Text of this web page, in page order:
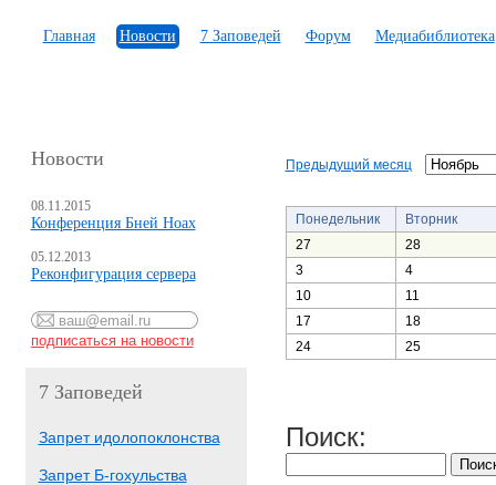
Главная Новости 7 Заповедей Форум Медиабиблиотека
Новости
08.11.2015
Конференция Бней Ноах
05.12.2013
Реконфигурация сервера
7 Заповедей
Запрет идолопоклонства
Запрет Б-гохульства
Предыдущий месяц
Понедельник
Вторник
27
28
3
4
10
11
17
18
24
25
Поиск: